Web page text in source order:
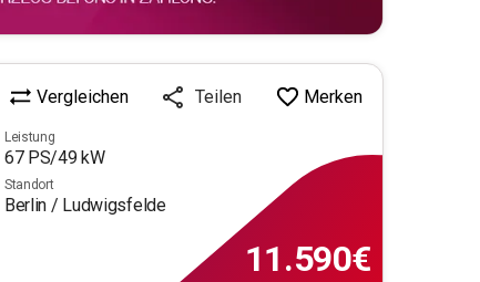
Vergleichen Teilen Merken
Leistung
67PS/49kW
Standort
Berlin / Ludwigsfelde
11.590€